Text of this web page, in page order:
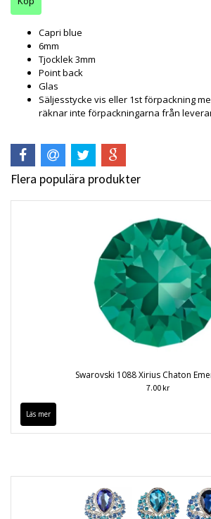
Capri blue
6mm
Tjocklek 3mm
Point back
Glas
Säljesstycke vis eller 1st förpackning
räknar inte förpackningarna från
Flera populära produkter
Swarovski 1088 Xirius Chaton
7.00 kr
Läs mer